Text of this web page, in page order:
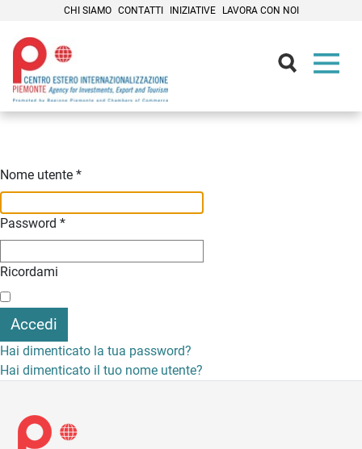
CHI SIAMO CONTATTI INIZIATIVE LAVORA CON NOI
Nome utente *
Password *
Ricordami
Accedi
Hai dimenticato la tua password?
Hai dimenticato il tuo nome utente?